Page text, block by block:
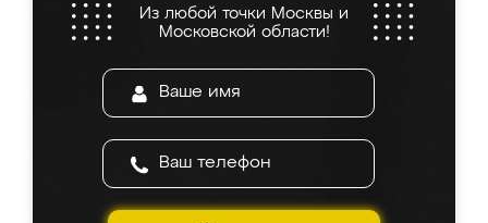
Из любой точки Москвы и
Московской области!